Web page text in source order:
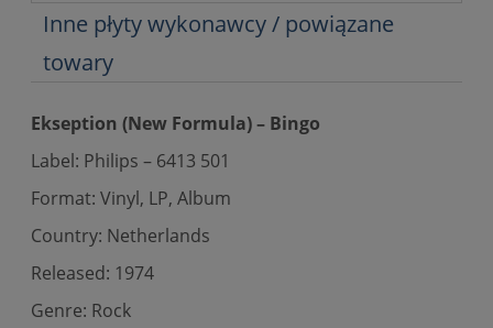
Inne płyty wykonawcy / powiązane
towary
Ekseption (New Formula) – Bingo
Label: Philips – 6413 501
Format: Vinyl, LP, Album
Country: Netherlands
Released: 1974
Genre: Rock